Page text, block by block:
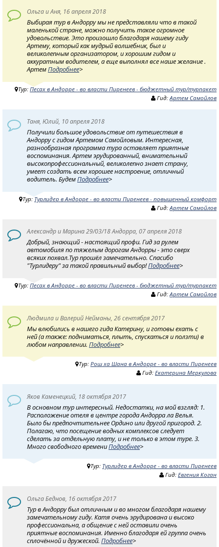
Ольга и Аня, 16 апреля 2018
Выбирая тур в Андорру мы не представляли что в такой
маленькой стране, можно получить такое огромное
удовольствие. Это произошло благодаря нашему гиду
Артему, который как мудрый волшебник, был и
великолепным организатором, и хорошим гидом и
аккуратным водителем, а еще выполнял все наше желание .
АртемПодробнее>
Тур: Песах в Андорре - во власти Пиренеев - бюджетный тур/турпакет
Гид: Артем Самойлов
Таня, Юлий, 10 апреля 2018
Получили большое удовольствие от путешествия в
Андорру с гидом Артемом Самойловым. Интересная,
разнообразная программа тура оставляет приятные
воспоминания. Артем эрудированный, внимательный
высокопрoфессиональный, великолепно знает страну,
умеет создать всем хорошее настроение, отличный
водитель. БудемПодробнее>
Тур: Турлидер в Андорре - во власти Пиренеев - повышенный комфорт
Гид: Артем Самойлов
Александр и Марина 29/03/18 Андорра, 07 апреля 2018
Добрый, знающий - настоящий профи. Гид за рулем
автомобиля по тяжелым дорогам Андорры - это сверх
всяких похвал.Тур прошёл замечательно. Спасибо
"Турлидеру" за такой правильный выбор!Подробнее>
Тур: Песах в Андорре - во власти Пиренеев - бюджетный тур/турпакет
Гид: Артем Самойлов
Людмила и Валерий Нейманы, 26 сентября 2017
Мы влюбились в нашего гида Катерину, и готовы ехать с
ней (а также: подниматься, плыть, спускаться и ползти) в
любом направлении. Подробнее>
Тур: Рош ха Шана в Андорре - во власти Пиренеев
Гид: Екатерина Меркулова
Яков Каменецкий, 18 октября 2017
В основном тур интересный. Недостатки, на мой взгляд: 1.
Расположение отеля в центре города Андорра ла Велья.
Было бы предпочтительнее Ордино или другой пригород. 2.
Полагаю, что посещение водных комплексов следует
сделать за отдельную плату, и не только в этом туре. 3.
Много свободного времениПодробнее>
Тур: Турлидер в Андорре - во власти Пиренеев
Гид: Евгения Коган
Ольга Беднов, 16 октября 2017
Тур в Андорру был отличным и во многом благодаря нашему
замечательному гиду. Катя очень эрудирована и высоко
профессиональна, а общение с ней оставили очень
приятные воспоминания. Именно благодаря ей группа очень
сплочённой и дружеской. Подробнее>